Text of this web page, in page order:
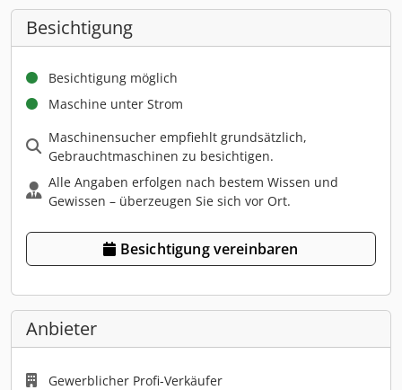
Besichtigung
Besichtigung möglich
Maschine unter Strom
Maschinensucher empfiehlt grundsätzlich,
Gebrauchtmaschinen zu besichtigen.
Alle Angaben erfolgen nach bestem Wissen und
Gewissen – überzeugen Sie sich vor Ort.
Besichtigung vereinbaren
Anbieter
Gewerblicher Profi-Verkäufer